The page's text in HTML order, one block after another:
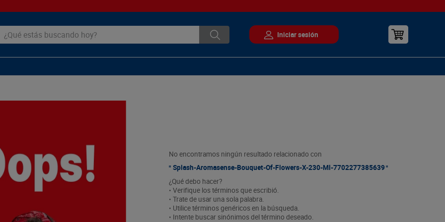
estás buscando hoy?
No encontramos ningún resultado relacionado con
Splash-Aromasense-Bouquet-Of-Flowers-X-230-Ml-7702277385639
¿Qué debo hacer?
• Verifique los términos que escribió.
• Trate de usar una sola palabra.
• Utilice términos genéricos en la búsqueda.
• Intente buscar sinónimos del término deseado.